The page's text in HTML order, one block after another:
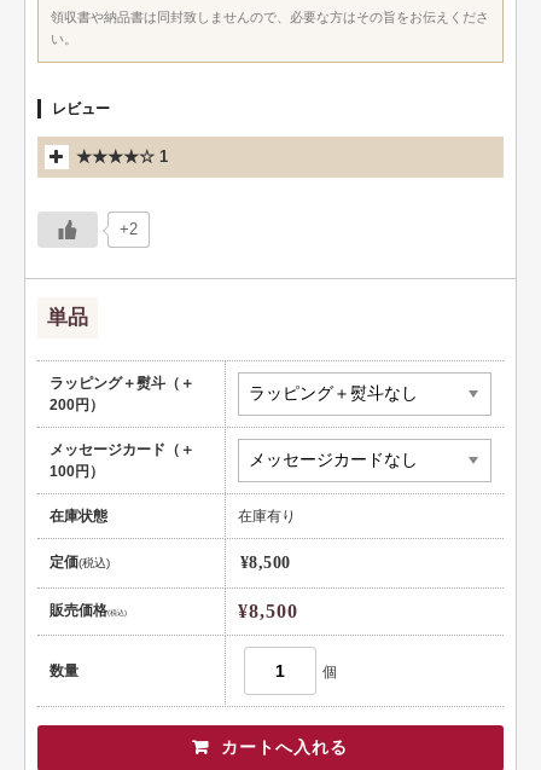
領収書や納品書は同封致しませんので、必要な方はその旨をお伝えくださ
い。
レビュー
★★★★☆ 1
+2
単品
ラッピング＋熨斗（＋
200円）
メッセージカード（＋
100円）
在庫状態 在庫有り
定価(税込) ¥8,500
販売価格(税込) ¥8,500
数量 個